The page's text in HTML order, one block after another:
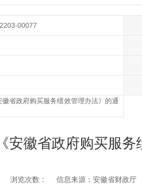
00077
省政府购买服务绩效管理办法》的通
安徽省政府购买服
浏览次数： 信息来源：安徽省财政厅